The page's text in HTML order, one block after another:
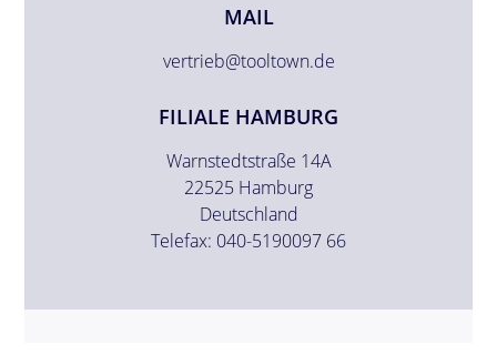
MAIL
vertrieb@tooltown.de
FILIALE HAMBURG
Warnstedtstraße 14A
22525 Hamburg
Deutschland
Telefax: 040-5190097 66